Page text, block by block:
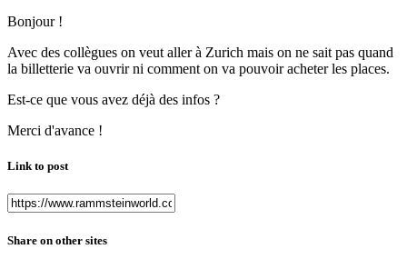
Bonjour !
Avec des collègues on veut aller à Zurich mais on ne sait pas quand
la billetterie va ouvrir ni comment on va pouvoir acheter les places.
Est-ce que vous avez déjà des infos ?
Merci d'avance !
Link to post
Share on other sites